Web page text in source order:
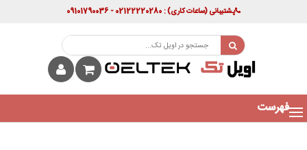
پشتیبانی(ساعات کاری): 02122220280 - 09101790036
فهرست